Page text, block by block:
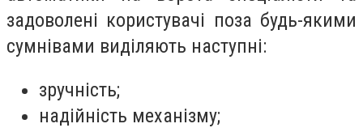
задоволені користувачі поза будь-якими
сумнівами виділяють наступні:
зручність;
надійність механізму;